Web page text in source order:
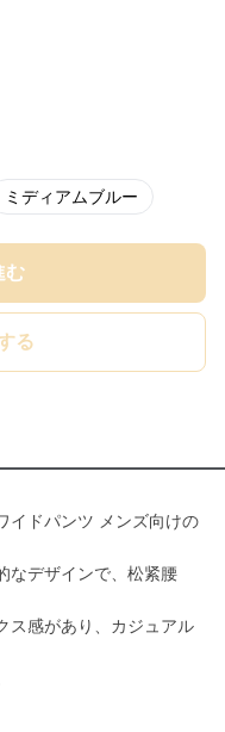
ミディアムブルー
む
る
イドパンツ メンズ向けの
なデザインで、松紧腰
ス感があり、カジュアル